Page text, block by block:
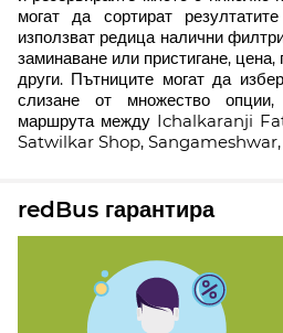
могат да сортират
използват редица налични
заминаване или пристигане,
други. Пътниците могат да
слизане от множество
маршрута между Ichalkaranji
Satwilkar Shop,
redBus гарантира